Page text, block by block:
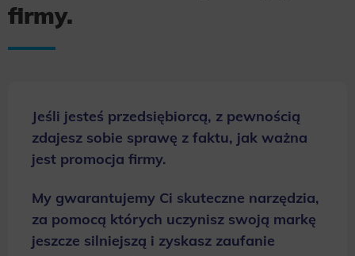
firmy.
Jeśli jesteś przedsiębiorcą, z pewnością
zdajesz sobie sprawę z faktu, jak ważna
jest promocja firmy.
My gwarantujemy Ci skuteczne narzędzia,
za pomocą których uczynisz swoją markę
jeszcze silniejszą i zyskasz zaufanie